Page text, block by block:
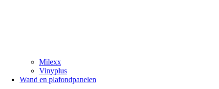
Milexx
Vinyplus
Wand en plafondpanelen